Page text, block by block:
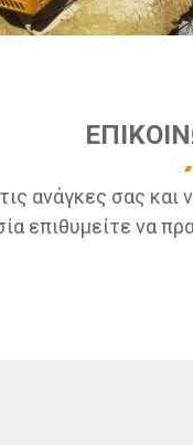
ανάγκες σας και
επιθυμείτε να